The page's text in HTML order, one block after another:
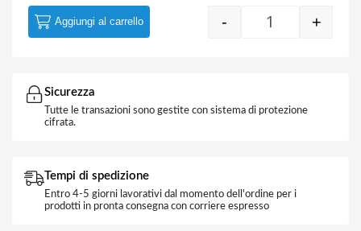
Suoneria 220V
- +
Aggiungi al carrello
Sicurezza
Tutte le transazioni sono gestite con sistema di protezione
cifrata.
Tempi di spedizione
Entro 4-5 giorni lavorativi dal momento dell'ordine per i
prodotti in pronta consegna con corriere espresso